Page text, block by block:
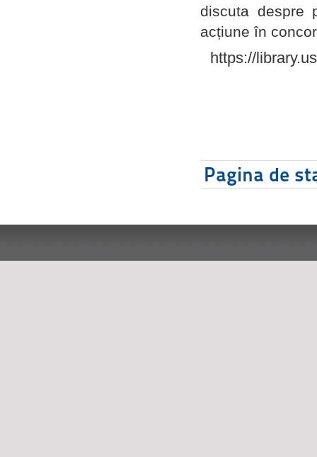
discuta despre
acțiune în
https://
Pagina de